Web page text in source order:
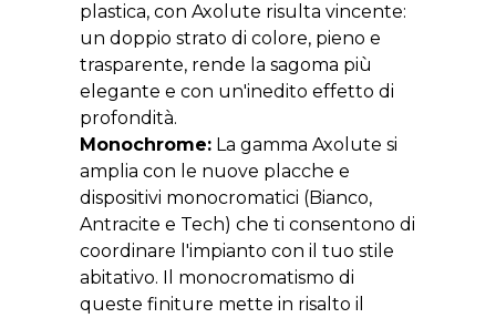
plastica, con Axolute risulta vincente:
un doppio strato di colore, pieno e
trasparente, rende la sagoma più
elegante e con un'inedito effetto di
profondità.
Monochrome: La gamma Axolute si
amplia con le nuove placche e
dispositivi monocromatici (Bianco,
Antracite e Tech) che ti consentono di
coordinare l'impianto con il tuo stile
abitativo. Il monocromatismo di
queste finiture mette in risalto il